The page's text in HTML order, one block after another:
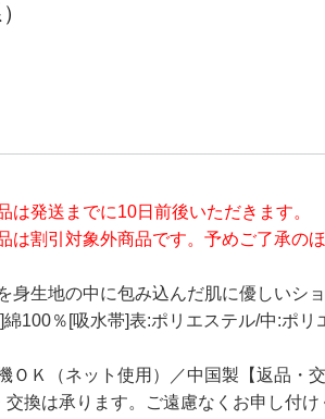
は発送までに10日前後いただきます。
は割引対象外商品です。予めご了承のほ
身生地の中に包み込んだ肌に優しいショ
]綿100％[吸水帯]表:ポリエステル/中:ポリ
ＯＫ（ネット使用）／中国製【返品・
換は承ります。ご遠慮なくお申し付け